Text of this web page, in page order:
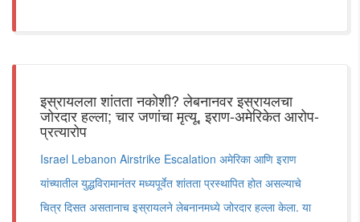
इस्रायलला शांतता नकोशी? लेबनानवर इस्रायलचा
जोरदार हल्ला; चार जणांचा मृत्यू, इराण-अमेरिकेत आरोप-
प्रत्यारोप
Israel Lebanon Airstrike Escalation अमेरिका आणि इराण
यांच्यातील युद्धविरामानंतर मध्यपूर्वेत शांतता प्रस्थापित होत असल्याचे
चित्र दिसत असतानाच इस्रायलने लेबनानमध्ये जोरदार हल्ला केला. या